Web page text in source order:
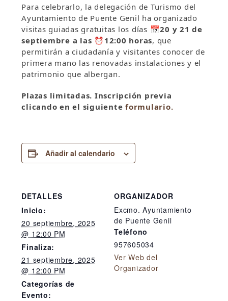
Para celebrarlo, la delegación de Turismo del
Ayuntamiento de Puente Genil ha organizado
visitas guiadas gratuitas los días 📅20 y 21 de
septiembre a las ⏰ 12:00 horas, que
permitirán a ciudadanía y visitantes conocer de
primera mano las renovadas instalaciones y el
patrimonio que albergan.
Plazas limitadas. Inscripción previa
clicando en el siguienteformulario.
Añadir al calendario
DETALLES
Inicio:
20 septiembre, 2025
@ 12:00 PM
Finaliza:
21 septiembre, 2025
@ 12:00 PM
Categorías de
Evento:
ORGANIZADOR
Excmo. Ayuntamiento
de Puente Genil
Teléfono
957605034
Ver Web del
Organizador